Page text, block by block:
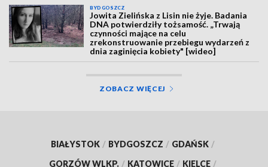
BYDGOSZCZ
Jowita Zielińska z Lisin nie żyje. Badania
DNA potwierdziły tożsamość. „Trwają
czynności mające na celu
zrekonstruowanie przebiegu wydarzeń z
dnia zaginięcia kobiety" [wideo]
ZOBACZ WIĘCEJ
BIAŁYSTOK / BYDGOSZCZ / GDAŃSK /
GORZÓW WLKP. / KATOWICE / KIELCE /